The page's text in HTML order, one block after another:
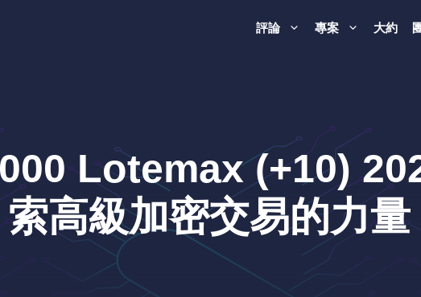
評論 專案 大約
Lotemax (+10)
索高級加密交易的力量